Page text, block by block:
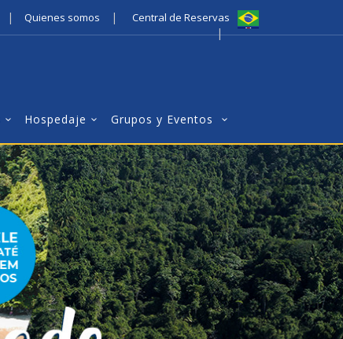
| Quienes somos | Central de Reservas
|
Hospedaje Grupos y Eventos